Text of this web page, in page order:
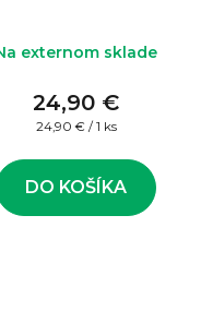
externom sklade
24,90 €
Jednotková
24,90 € / 1 ks
DO KOŠÍKA